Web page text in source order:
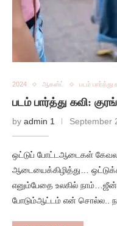
2024 ஆகஸ்ட் படம் பார்த்து
படம் பார்த்து கவி:
by admin 1 September
ஒட்டுப் போட்டஆடைகள்
ஆடையைக்கிழித்து…
எனும்பேதை உலகில்
போடும்ஆட்டம் என் சொல்ல..